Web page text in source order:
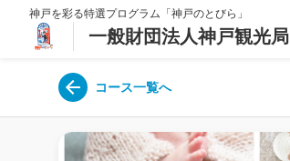
神戸を彩る特選プログラム「神戸のとびら」
一般財団法人神戸観光局
コース一覧へ